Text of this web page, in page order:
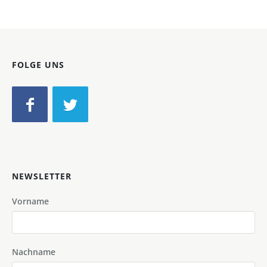
FOLGE UNS
NEWSLETTER
Vorname
Nachname